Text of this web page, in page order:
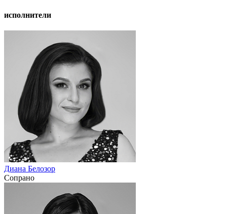
исполнители
Диана Белозор
Сопрано